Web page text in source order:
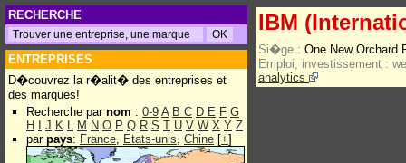
RECHERCHE
ENTREPRISES
D�couvrez la r�alit� des entreprises et
des marques!
Recherche par nom : 0-9 A B C D E F G
H
J K L M N O P Q R S T U V W X Y Z
par pays: France, Etats-unis, Chine [+]
IBM
Si�ge : One New Orchard
Emploi, investissement :
analytics